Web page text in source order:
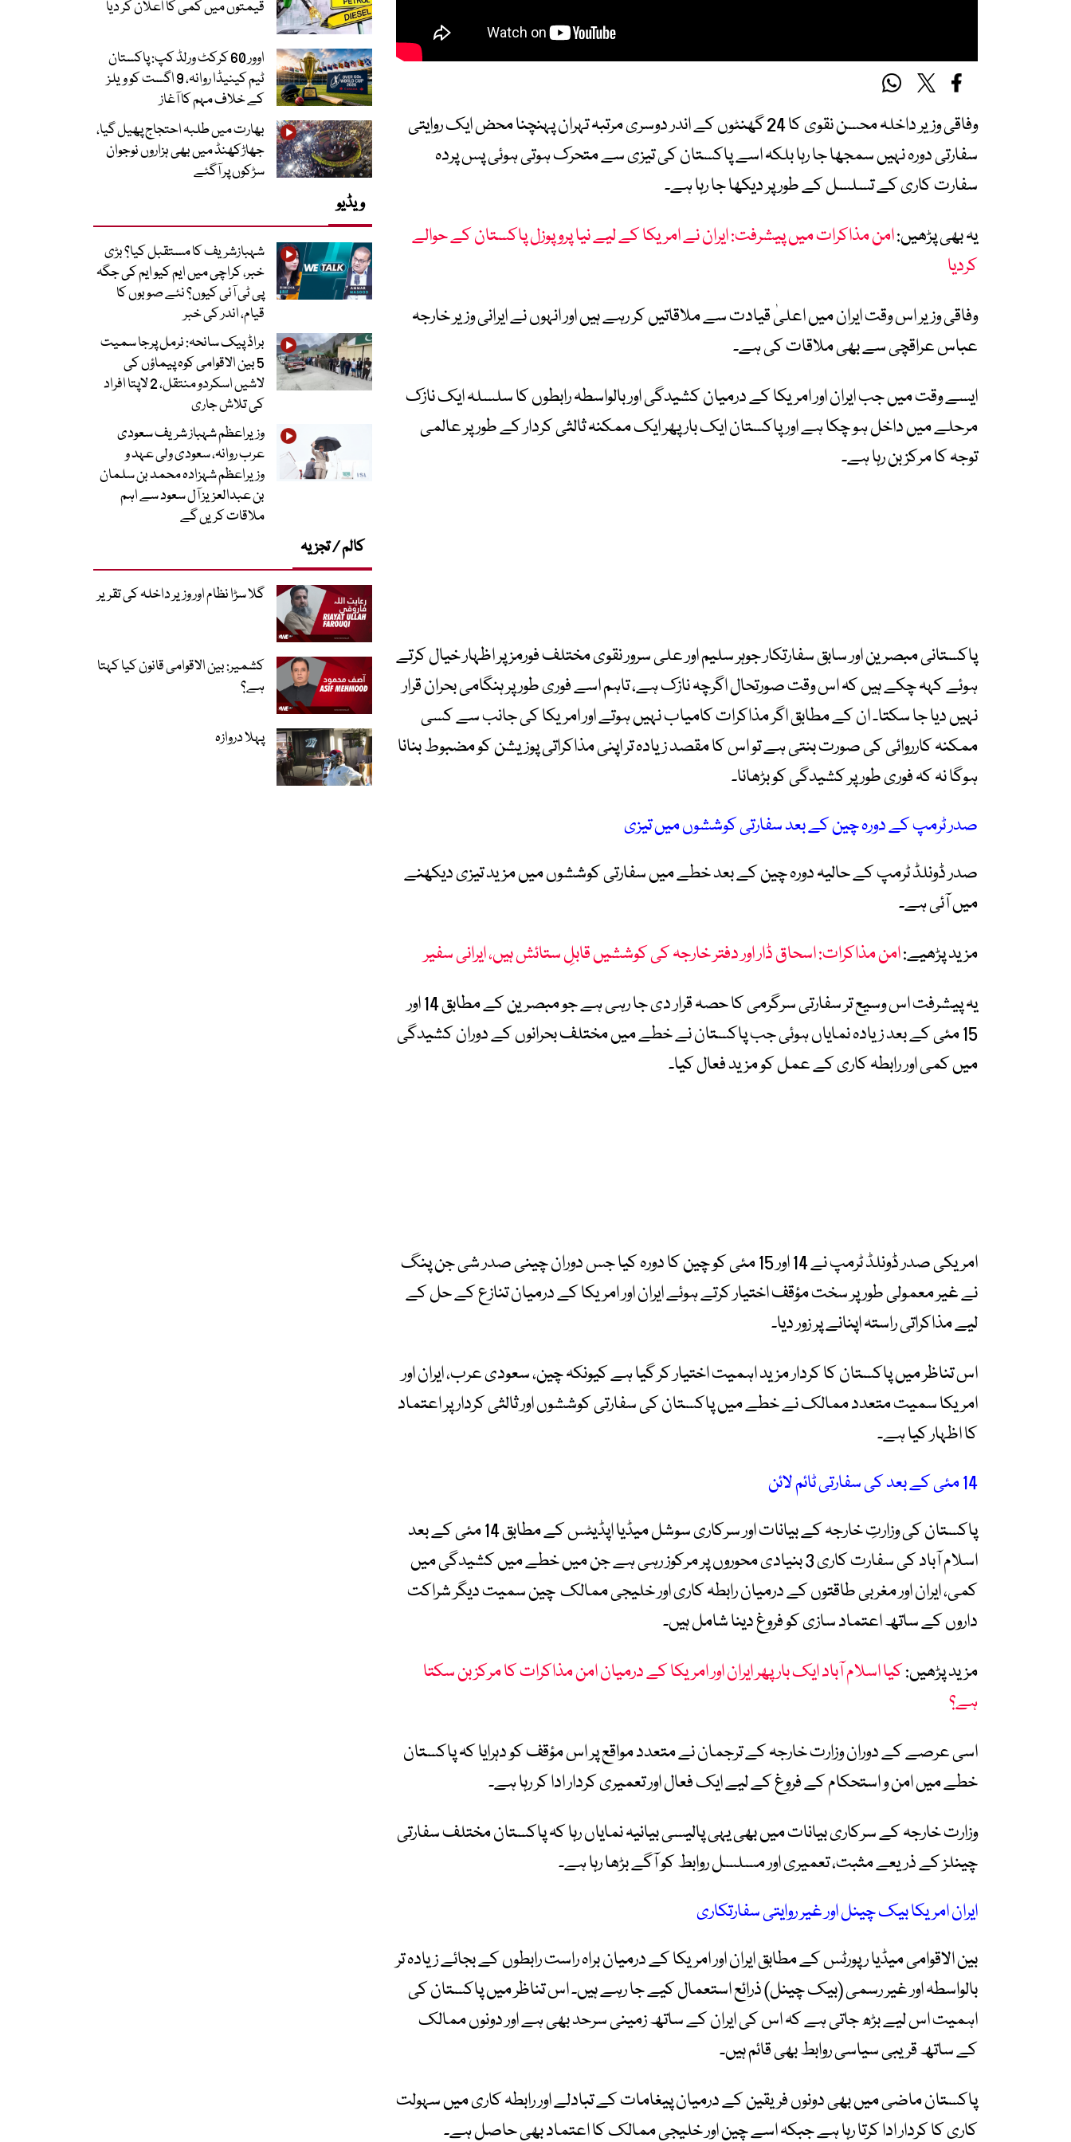
وفاقی وزیر داخلہ محسن نقوی کا 24 گھنٹوں کے اندر دوسری مرتبہ تہران پہنچنا محض ایک روایتی
سفارتی دورہ نہیں سمجھا جا رہا بلکہ اسے پاکستان کی تیزی سے متحرک ہوتی ہوئی پس پردہ
سفارت کاری کے تسلسل کے طور پر دیکھا جا رہا ہے۔
یہ بھی پڑھیں:امن مذاکرات میں پیشرفت: ایران نے امریکا کے لیے نیا پروپوزل پاکستان کے حوالے
کردیا
وفاقی وزیر اس وقت ایران میں اعلیٰ قیادت سے ملاقاتیں کر رہے ہیں اور انہوں نے ایرانی وزیر خارجہ
عباس عراقچی سے بھی ملاقات کی ہے۔
ایسے وقت میں جب ایران اور امریکا کے درمیان کشیدگی اور بالواسطہ رابطوں کا سلسلہ ایک نازک
مرحلے میں داخل ہو چکا ہے اور پاکستان ایک بار پھر ایک ممکنہ ثالثی کردار کے طور پر عالمی
توجہ کا مرکز بن رہا ہے۔
پاکستانی مبصرین اور سابق سفارتکار جوہر سلیم اور علی سرور نقوی مختلف فورمز پر اظہار خیال کرتے
ہوئے کہہ چکے ہیں کہ اس وقت صورتحال اگرچہ نازک ہے، تاہم اسے فوری طور پر ہنگامی بحران قرار
نہیں دیا جا سکتا۔ ان کے مطابق اگر مذاکرات کامیاب نہیں ہوتے اور امریکا کی جانب سے کسی
ممکنہ کارروائی کی صورت بنتی ہے تو اس کا مقصد زیادہ تر اپنی مذاکراتی پوزیشن کو مضبوط بنانا
ہوگا نہ کہ فوری طور پر کشیدگی کو بڑھانا۔
صدر ٹرمپ کے دورہ چین کے بعد سفارتی کوششوں میں تیزی
صدر ڈونلڈ ٹرمپ کے حالیہ دورہ چین کے بعد خطے میں سفارتی کوششوں میں مزید تیزی دیکھنے
میں آئی ہے۔
مزید پڑھیے:امن مذاکرات: اسحاق ڈار اور دفتر خارجہ کی کوششیں قابلِ ستائش ہیں، ایرانی سفیر
یہ پیشرفت اس وسیع تر سفارتی سرگرمی کا حصہ قرار دی جا رہی ہے جو مبصرین کے مطابق 14 اور
15 مئی کے بعد زیادہ نمایاں ہوئی جب پاکستان نے خطے میں مختلف بحرانوں کے دوران کشیدگی
میں کمی اور رابطہ کاری کے عمل کو مزید فعال کیا۔
امریکی صدر ڈونلڈ ٹرمپ نے 14 اور 15 مئی کو چین کا دورہ کیا جس دوران چینی صدر شی جن پنگ
نے غیر معمولی طور پر سخت مؤقف اختیار کرتے ہوئے ایران اور امریکا کے درمیان تنازع کے حل کے
لیے مذاکراتی راستہ اپنانے پر زور دیا۔
اس تناظر میں پاکستان کا کردار مزید اہمیت اختیار کر گیا ہے کیونکہ چین، سعودی عرب، ایران اور
امریکا سمیت متعدد ممالک نے خطے میں پاکستان کی سفارتی کوششوں اور ثالثی کردار پر اعتماد
کا اظہار کیا ہے۔
14 مئی کے بعد کی سفارتی ٹائم لائن
پاکستان کی وزارتِ خارجہ کے بیانات اور سرکاری سوشل میڈیا اپڈیٹس کے مطابق 14 مئی کے بعد
اسلام آباد کی سفارت کاری 3 بنیادی محوروں پر مرکوز رہی ہے جن میں خطے میں کشیدگی میں
کمی، ایران اور مغربی طاقتوں کے درمیان رابطہ کاری اور خلیجی ممالک چین سمیت دیگر شراکت
داروں کے ساتھ اعتماد سازی کو فروغ دینا شامل ہیں۔
مزید پڑھیں:کیا اسلام آباد ایک بار پھر ایران اور امریکا کے درمیان امن مذاکرات کا مرکز بن سکتا
ہے؟
اسی عرصے کے دوران وزارت خارجہ کے ترجمان نے متعدد مواقع پر اس مؤقف کو دہرایا کہ پاکستان
خطے میں امن و استحکام کے فروغ کے لیے ایک فعال اور تعمیری کردار ادا کر رہا ہے۔
وزارت خارجہ کے سرکاری بیانات میں بھی یہی پالیسی بیانیہ نمایاں رہا کہ پاکستان مختلف سفارتی
چینلز کے ذریعے مثبت، تعمیری اور مسلسل روابط کو آگے بڑھا رہا ہے۔
ایران امریکا بیک چینل اور غیر روایتی سفارتکاری
بین الاقوامی میڈیا رپورٹس کے مطابق ایران اور امریکا کے درمیان براہ راست رابطوں کے بجائے زیادہ تر
بالواسطہ اور غیر رسمی (بیک چینل) ذرائع استعمال کیے جا رہے ہیں۔ اس تناظر میں پاکستان کی
اہمیت اس لیے بڑھ جاتی ہے کہ اس کی ایران کے ساتھ زمینی سرحد بھی ہے اور دونوں ممالک
کے ساتھ قریبی سیاسی روابط بھی قائم ہیں۔
پاکستان ماضی میں بھی دونوں فریقین کے درمیان پیغامات کے تبادلے اور رابطہ کاری میں سہولت
کاری کا کردار ادا کرتا رہا ہے جبکہ اسے چین اور خلیجی ممالک کا اعتماد بھی حاصل ہے۔
قیمتوں میں کمی کا اعلان کر دیا
اوور 60 کرکٹ ورلڈ کپ: پاکستان
ٹیم کینیڈا روانہ، 9 اگست کو ویلز
کے خلاف مہم کا آغاز
بھارت میں طلبہ احتجاج پھیل گیا،
جھاڑکھنڈ میں بھی ہزاروں نوجوان
سڑکوں پر آگئے
ویڈیو
شہبازشریف کا مستقبل کیا؟ بڑی
خبر، کراچی میں ایم کیو ایم کی جگہ
پی ٹی آئی کیوں؟ نئے صوبوں کا
قیام، اندر کی خبر
براڈ پیک سانحہ: نرمل پرجا سمیت
5 بین الاقوامی کوہ پیماؤں کی
لاشیں اسکردو منتقل، 2 لاپتا افراد
کی تلاش جاری
وزیراعظم شہباز شریف سعودی
عرب روانہ، سعودی ولی عہد و
وزیراعظم شہزادہ محمد بن سلمان
بن عبدالعزیز آل سعود سے اہم
ملاقات کریں گے
کالم / تجزیہ
گلا سڑا نظام اور وزیر داخلہ کی تقریر
کشمیر: بین الاقوامی قانون کیا کہتا
ہے؟
پہلا دروازہ